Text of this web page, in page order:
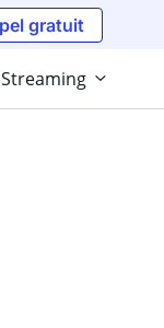
gratuit
Streaming